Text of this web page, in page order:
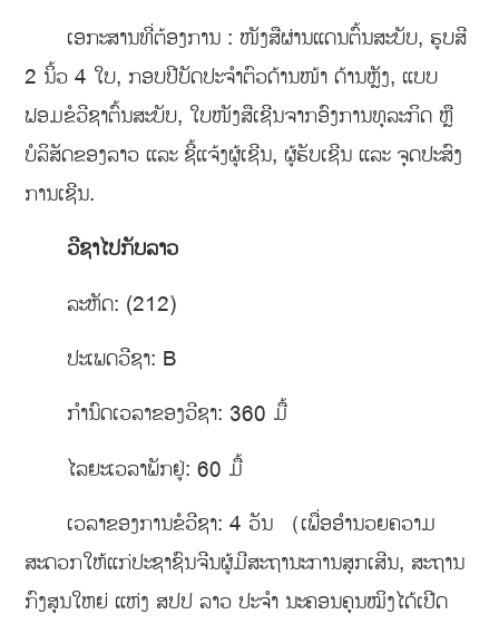
ເອກະສານທີ່ຕ້ອງການ : ໜັງສືຜ່ານແດນຕົ້ນສະບັບ, ຮູບສີ
2 ນິ້ວ 4 ໃບ, ກອບປີບັດປະຈຳຕົວດ້ານໜ້າ ດ້ານຫຼັງ, ແບບ
ຟອມຂໍວີຊາຕົ້ນສະບັບ, ໃບໜັງສືເຊີນຈາກອົງການທຸລະກິດ ຫຼື
ບໍລິສັດຂອງລາວ ແລະ ຊີ້ແຈ້ງຜູ້ເຊີນ, ຜູ້ຮັບເຊີນ ແລະ ຈຸດປະສົງ
ການເຊີນ.
ວີຊາໄປກັບລາວ
ລະຫັດ: (212)
ປະເພດວີຊາ: B
ກຳນົດເວລາຂອງວີຊາ: 360 ມື້
ໄລຍະເວລາພັກຢູ່: 60 ມື້
ເວລາຂອງການຂໍວີຊາ: 4 ວັນ （ເພື່ອອຳນວຍຄວາມ
ສະດວກໃຫ້ແກ່ປະຊາຊົນຈີນຜູ້ມີສະຖານະການສຸກເສີນ, ສະຖານ
ກົງສຸນໃຫຍ່ ແຫ່ງ ສປປ ລາວ ປະຈຳ ນະຄອນຄຸນໝິງໄດ້ເປີດ